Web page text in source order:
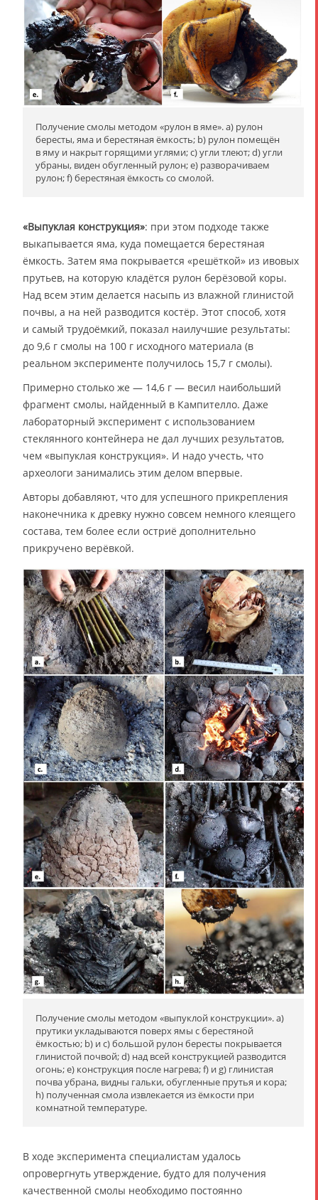
Получение смолы методом «рулон в яме». a) рулон
бересты, яма и берестяная ёмкость; b) рулон помещён
в яму и накрыт горящими углями; с) угли тлеют; d) угли
убраны, виден обугленный рулон; e) разворачиваем
рулон; f) берестяная ёмкость со смолой.
«Выпуклая конструкция»: при этом подходе также
выкапывается яма, куда помещается берестяная
ёмкость. Затем яма покрывается «решёткой» из ивовых
прутьев, на которую кладётся рулон берёзовой коры.
Над всем этим делается насыпь из влажной глинистой
почвы, а на ней разводится костёр. Этот способ, хотя
и самый трудоёмкий, показал наилучшие результаты:
до 9,6 г смолы на 100 г исходного материала (в
реальном эксперименте получилось 15,7 г смолы).
Примерно столько же — 14,6 г — весил наибольший
фрагмент смолы, найденный в Кампителло. Даже
лабораторный эксперимент с использованием
стеклянного контейнера не дал лучших результатов,
чем «выпуклая конструкция». И надо учесть, что
археологи занимались этим делом впервые.
Авторы добавляют, что для успешного прикрепления
наконечника к древку нужно совсем немного клеящего
состава, тем более если остриё дополнительно
прикручено верёвкой.
Получение смолы методом «выпуклой конструкции». a)
прутики укладываются поверх ямы с берестяной
ёмкостью; b) и c) большой рулон бересты покрывается
глинистой почвой; d) над всей конструкцией разводится
огонь; e) конструкция после нагрева; f) и g) глинистая
почва убрана, видны гальки, обугленные прутья и кора;
h) полученная смола извлекается из ёмкости при
комнатной температуре.
В ходе эксперимента специалистам удалось
опровергнуть утверждение, будто для получения
качественной смолы необходимо постоянно